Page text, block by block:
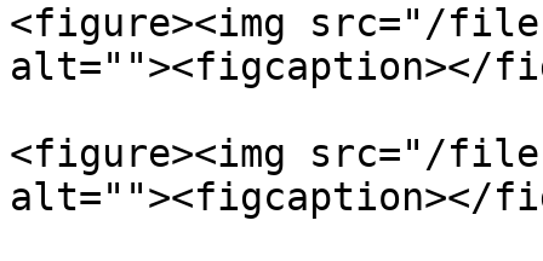
<figure><img src="/files/
alt=""><figcaption></
<figure><img src="/
alt=""><figcaption></